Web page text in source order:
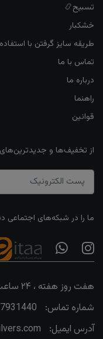
تسبیح📿
خشکبار
طریقه سایز گرفتن با
تماس با ما
درباره ما
راهنما
قوانین
از تخفیف‌ها و
ما را در شبکه‌های اجتماعی
هفت روز هفته ، ۲۴ ساعت شبانه‌روز پاسخگوی شما هستیم
شماره تماس:
آدرس ایمیل: